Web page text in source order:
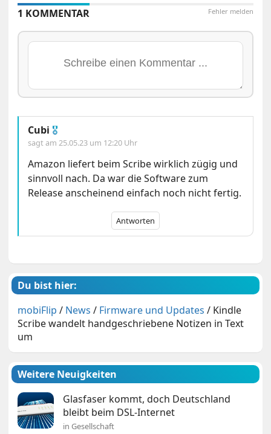
Fehler melden
1 KOMMENTAR
Cubi 🎖
sagt am25.05.23 um 12:20 Uhr
Amazon liefert beim Scribe wirklich zügig und
sinnvoll nach. Da war die Software zum
Release anscheinend einfach noch nicht fertig.
Antworten
Du bist hier:
mobiFlip / News / Firmware und Updates / Kindle
Scribe wandelt handgeschriebene Notizen in Text
um
Weitere Neuigkeiten
Glasfaser kommt, doch Deutschland
bleibt beim DSL-Internet
in Gesellschaft